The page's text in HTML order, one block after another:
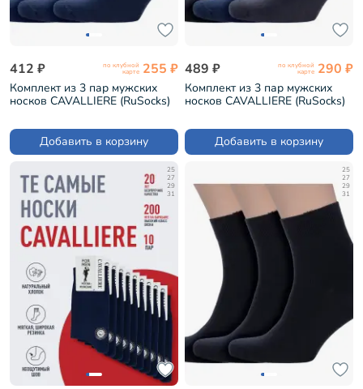
412 ₽ по клубной
карте 255 ₽
Комплект из 3 пар мужских
носков CAVALLIERE (RuSocks)
Добавить в корзину
489 ₽ по клубной
карте 290 ₽
Комплект из 3 пар мужских
носков CAVALLIERE (RuSocks)
Добавить в корзину
25
27
29
31
25
27
29
31